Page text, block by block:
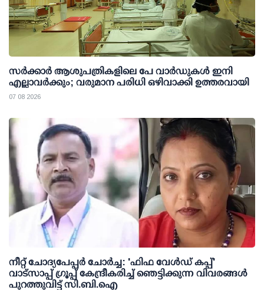
സര്‍ക്കാര്‍ ആശുപത്രികളിലെ പേ വാര്‍ഡുകള്‍ ഇനി
എല്ലാവര്‍ക്കും; വരുമാന പരിധി ഒഴിവാക്കി ഉത്തരവായി
07 08 2026
നീറ്റ് ചോദ്യപേപ്പര്‍ ചോര്‍ച്ച: 'ഫിഫ വേള്‍ഡ് കപ്പ്'
വാട്സാപ്പ് ഗ്രൂപ്പ് കേന്ദ്രീകരിച്ച് ഞെട്ടിക്കുന്ന വിവരങ്ങള്‍
പുറത്തുവിട്ട് സി.ബി.ഐ